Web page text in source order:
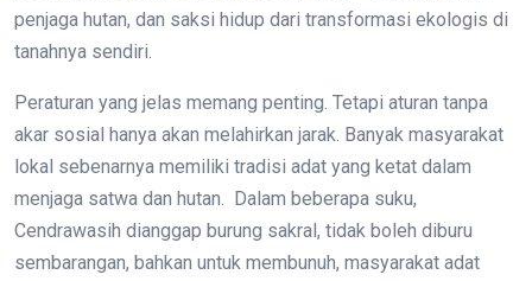
penjaga hutan, dan saksi hidup dari transformasi ekologis di
tanahnya sendiri.
Peraturan yang jelas memang penting. Tetapi aturan tanpa
akar sosial hanya akan melahirkan jarak. Banyak masyarakat
lokal sebenarnya memiliki tradisi adat yang ketat dalam
menjaga satwa dan hutan. Dalam beberapa suku,
Cendrawasih dianggap burung sakral, tidak boleh diburu
sembarangan, bahkan untuk membunuh, masyarakat adat